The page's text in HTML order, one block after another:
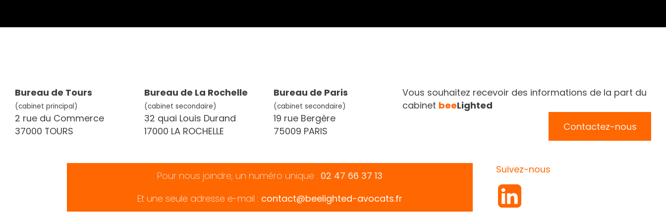
Bureau de Tours
(cabinet principal)
2 rue du Commerce
37000 TOURS
Bureau de La Rochelle
(cabinet secondaire)
32 quai Louis Durand
17000 LA ROCHELLE
Bureau de Paris
(cabinet secondaire)
19 rue Bergère
75009 PARIS
Vous souhaitez recevoir des informations de la part du
cabinet beeLighted
Contactez-nous
Pour nous joindre, un numéro unique : 02 47 66 37 13
Et une seule adresse e-mail : contact@beelighted-avocats.fr
Suivez-nous